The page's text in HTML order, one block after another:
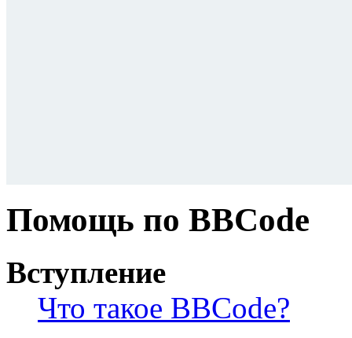
Помощь по BBCode
Вступление
Что такое BBCode?